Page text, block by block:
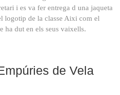
i es va fer entrega d una jaqueta
logotip de la classe Aixi com el
ha dut en els seus vaixells.
de Vela